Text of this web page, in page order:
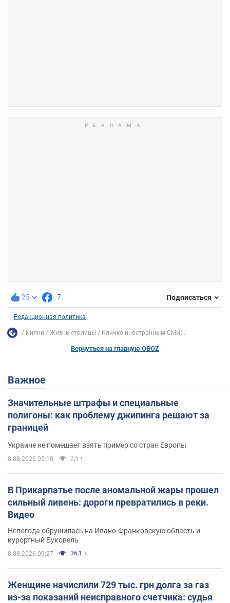
25 7 Подписаться
Редакционная политика
Кияни Жизнь столицы Кличко иностранным СМИ:...
Вернуться на главную OBOZ
Важное
Значительные штрафы и специальные
полигоны: как проблему джипинга решают за
границей
Украине не помешает взять пример со стран Европы
8.08.2026 05:10 2,5 т.
В Прикарпатье после аномальной жары прошел
сильный ливень: дороги превратились в реки.
Видео
Непогода обрушилась на Ивано-Франковскую область и
курортный Буковель
8.08.2026 09:27 36,1 т.
Женщине начислили 729 тыс. грн долга за газ
из-за показаний неисправного счетчика: судья